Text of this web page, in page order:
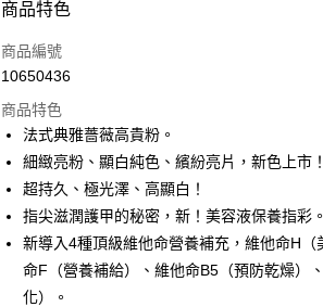
付款方式
信用卡一次付款
LINE Pay
Apple Pay
街口支付
悠遊付
商品特色
商品編號
10650436
商品特色
法式典雅薔薇高貴粉。
細緻亮粉、顯白純色、繽紛亮片，新色上市！
超持久、極光澤、高顯白！
指尖滋潤護甲的秘密，新！美容液保養指彩。
新導入4種頂級維他命營養補充，維他命H（
命F（營養補給）、維他命B5（預防乾燥）
化）。